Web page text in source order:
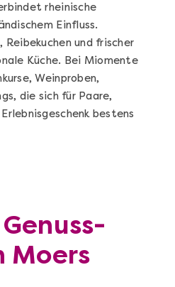
rheinische
Einfluss.
Reibekuchen und frischer
Küche. Bei Miomente
Weinproben,
die sich für Paare,
bestens
Moers